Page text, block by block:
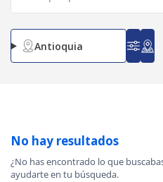
Antioquia
No hay resultados
¿No has encontrado lo que
ayudarte en tu búsqueda.